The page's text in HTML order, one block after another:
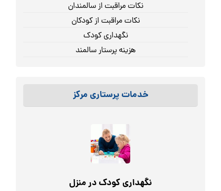
نکات مراقبت از سالمندان
نکات مراقبت از کودکان
نگهداری کودک
هزینه پرستار سالمند
خدمات پرستاری مرکز
نگهداری کودک در منزل